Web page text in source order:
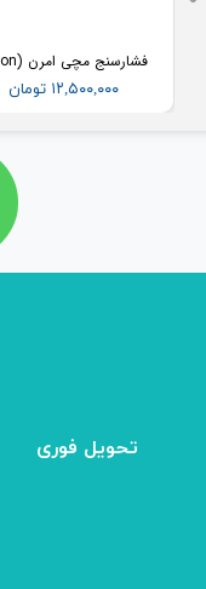
۱۲,۵۰۰,۰۰۰ تومان
تحویل فوری